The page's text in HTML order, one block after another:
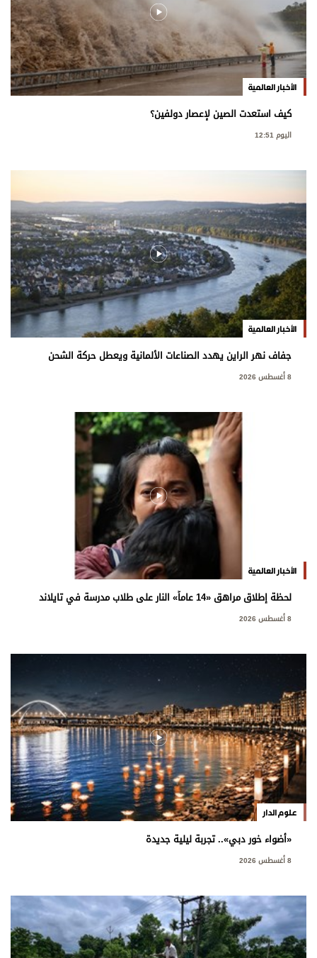
الأخبار العالمية
كيف استعدت الصين لإعصار دولفين؟
اليوم 12:51
الأخبار العالمية
جفاف نهر الراين يهدد الصناعات الألمانية ويعطل حركة الشحن
8 أغسطس 2026
الأخبار العالمية
لحظة إطلاق مراهق «14 عاماً» النار على طلاب مدرسة في تايلاند
8 أغسطس 2026
علوم الدار
«أضواء خور دبي».. تجربة ليلية جديدة
8 أغسطس 2026